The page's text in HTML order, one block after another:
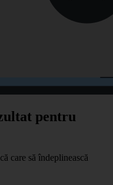
pentru
care să îndeplinească